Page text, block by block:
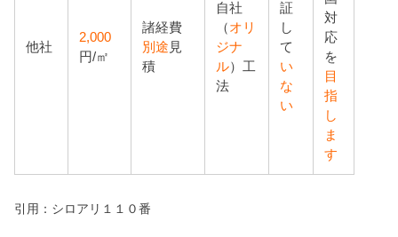
他社
2,000
円/㎡
諸経費
別途 見
積
自社
（オリ
ジナ
ル）工
法
証
し
て
い
な
い
対
応
を
目
指
し
ま
す
引用：シロアリ１１０番